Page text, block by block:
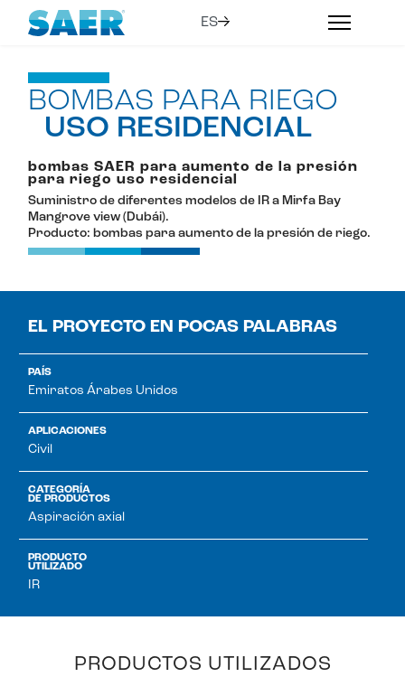
BOMBAS PARA RIEGO
USO RESIDENCIAL
bombas SAER para aumento de la presión
para riego uso residencial
Suministro de diferentes modelos de IR a Mirfa Bay
Mangrove view (Dubái).
Producto: bombas para aumento de la presión de riego.
EL PROYECTO EN POCAS PALABRAS
PAÍS
Emiratos Árabes Unidos
APLICACIONES
Civil
CATEGORÍA
DE PRODUCTOS
Aspiración axial
PRODUCTO
UTILIZADO
IR
PRODUCTOS UTILIZADOS